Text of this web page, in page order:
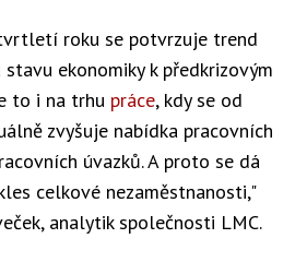
roku se potvrzuje trend
ekonomiky k předkrizovým
to i na trhu práce, kdy se od
zvyšuje nabídka pracovních
úvazků. A proto se dá
celkové nezaměstnanosti,"
analytik společnosti LMC.